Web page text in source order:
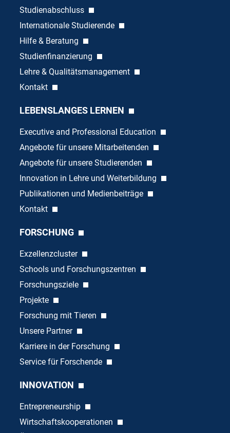
Studienabschluss
Internationale Studierende
Hilfe & Beratung
Studienfinanzierung
Lehre & Qualitätsmanagement
Kontakt
LEBENSLANGES LERNEN
Executive and Professional Education
Angebote für unsere Mitarbeitenden
Angebote für unsere Studierenden
Innovation in Lehre und Weiterbildung
Publikationen und Medienbeiträge
Kontakt
FORSCHUNG
Exzellenzcluster
Schools und Forschungszentren
Forschungsziele
Projekte
Forschung mit Tieren
Unsere Partner
Karriere in der Forschung
Service für Forschende
INNOVATION
Entrepreneurship
Wirtschaftskooperationen